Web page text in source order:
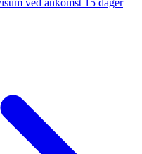
ved ankomst 15 dager